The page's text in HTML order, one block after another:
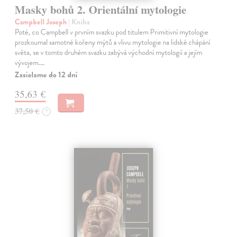
Masky bohů 2. Orientální mytologie
Campbell Joseph | Kniha
Poté, co Campbell v prvním svazku pod titulem Primitivní mytologie
prozkoumal samotné kořeny mýtů a vlivu mytologie na lidské chápání
světa, se v tomto druhém svazku zabývá východní mytologií a jejím
vývojem.…
Zasielame do 12 dní
35,63 €
37,50 € ?